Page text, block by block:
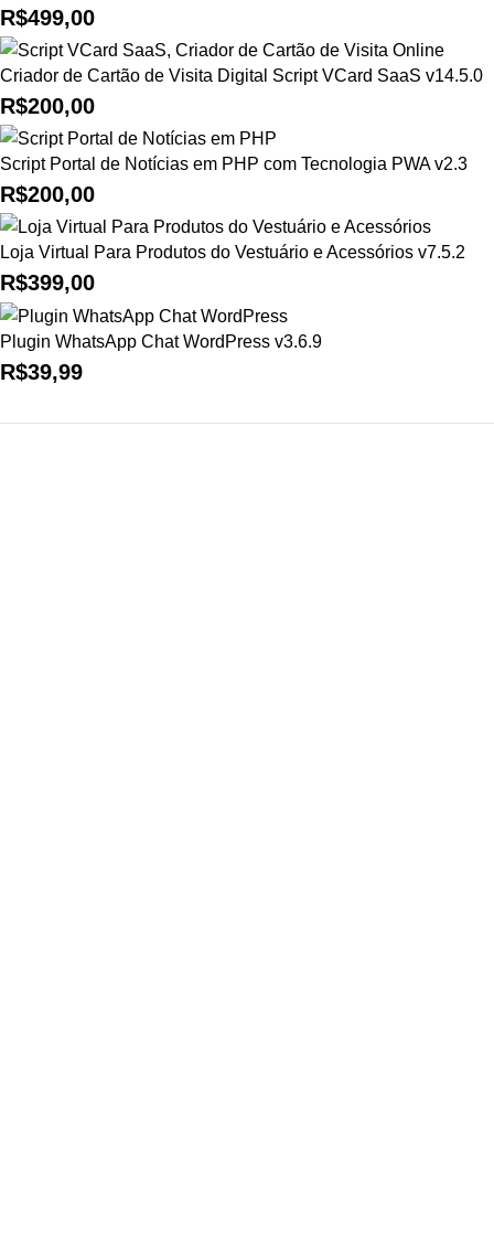
R$499,00
Criador de Cartão de Visita Digital Script VCard SaaS v14.5.0
R$200,00
Script Portal de Notícias em PHP com Tecnologia PWA v2.3
R$200,00
Loja Virtual Para Produtos do Vestuário e Acessórios v7.5.2
R$399,00
Plugin WhatsApp Chat WordPress v3.6.9
R$39,99